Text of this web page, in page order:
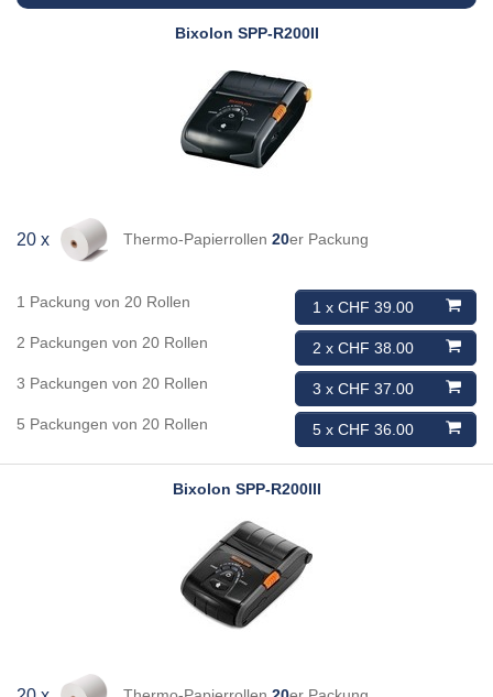
Bixolon SPP-R200II
20 x Thermo-Papierrollen 20er Packung
1 x CHF 39.00
1 Packung von 20 Rollen
2 x CHF 38.00
2 Packungen von 20 Rollen
3 x CHF 37.00
3 Packungen von 20 Rollen
5 x CHF 36.00
5 Packungen von 20 Rollen
Bixolon SPP-R200III